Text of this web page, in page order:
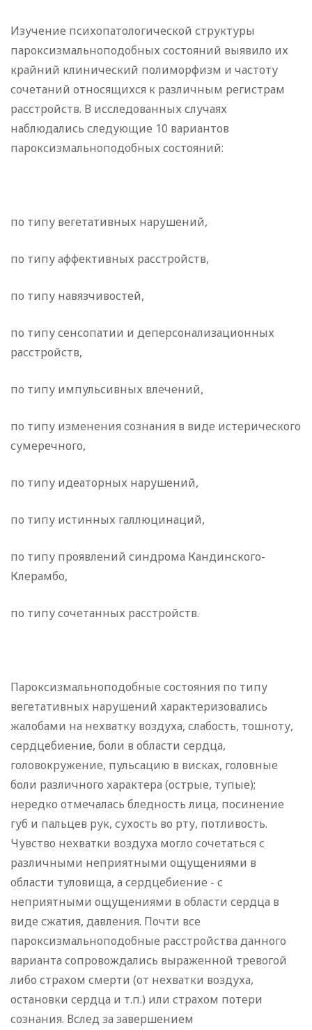
Изучение психопатологической структуры
пароксизмальноподобных состояний выявило их
крайний клинический полиморфизм и частоту
сочетаний относящихся к различным регистрам
расстройств. В исследованных случаях
наблюдались следующие 10 вариантов
пароксизмальноподобных состояний:
по типу вегетативных нарушений,
по типу аффективных расстройств,
по типу навязчивостей,
по типу сенсопатии и деперсонализационных
расстройств,
по типу импульсивных влечений,
по типу изменения сознания в виде истерического
сумеречного,
по типу идеаторных нарушений,
по типу истинных галлюцинаций,
по типу проявлений синдрома Кандинского-
Клерамбо,
по типу сочетанных расстройств.
Пароксизмальноподобные состояния по типу
вегетативных нарушений характеризовались
жалобами на нехватку воздуха, слабость, тошноту,
сердцебиение, боли в области сердца,
головокружение, пульсацию в висках, головные
боли различного характера (острые, тупые);
нередко отмечалась бледность лица, посинение
губ и пальцев рук, сухость во рту, потливость.
Чувство нехватки воздуха могло сочетаться с
различными неприятными ощущениями в
области туловища, а сердцебиение - с
неприятными ощущениями в области сердца в
виде сжатия, давления. Почти все
пароксизмальноподобные расстройства данного
варианта сопровождались выраженной тревогой
либо страхом смерти (от нехватки воздуха,
остановки сердца и т.п.) или страхом потери
сознания. Вслед за завершением